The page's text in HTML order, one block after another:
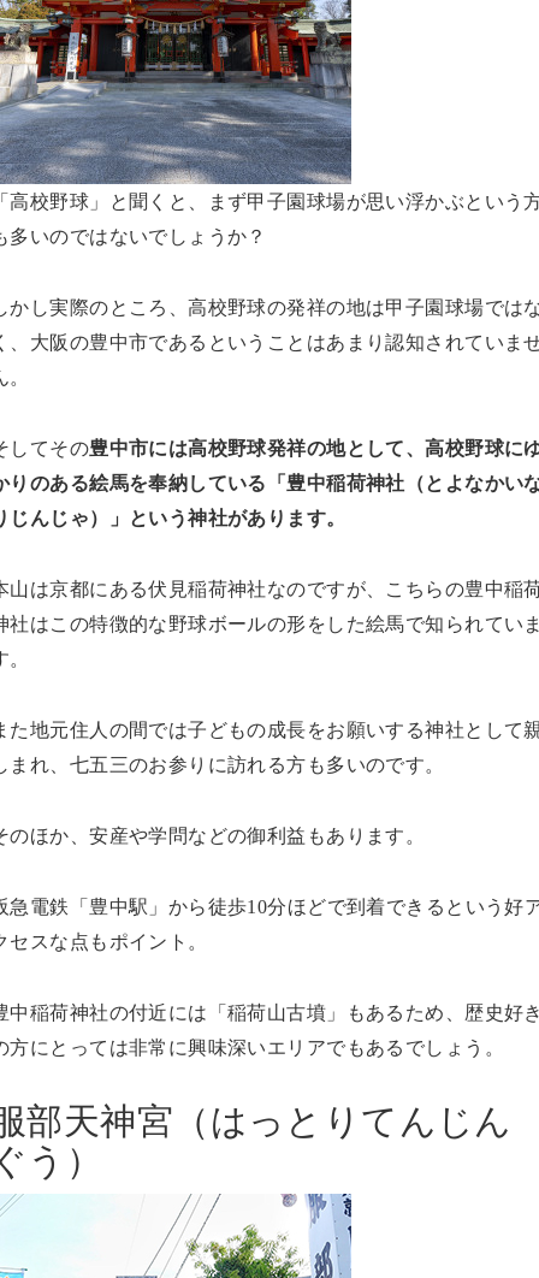
高校野球」と聞くと、まず甲子園球場が思い浮かぶという
多いのではないでしょうか？
かし実際のところ、高校野球の発祥の地は甲子園球場では
、大阪の豊中市であるということはあまり認知されていま
。
してその豊中市には高校野球発祥の地として、高校野球に
りのある絵馬を奉納している「豊中稲荷神社（とよなかい
じんじゃ）」という神社があります。
山は京都にある伏見稲荷神社なのですが、こちらの豊中稲
社はこの特徴的な野球ボールの形をした絵馬で知られてい
。
た地元住人の間では子どもの成長をお願いする神社として
まれ、七五三のお参りに訪れる方も多いのです。
のほか、安産や学問などの御利益もあります。
急電鉄「豊中駅」から徒歩10分ほどで到着できるという好
セスな点もポイント。
中稲荷神社の付近には「稲荷山古墳」もあるため、歴史好
方にとっては非常に興味深いエリアでもあるでしょう。
部天神宮（はっとりてんじん
う）